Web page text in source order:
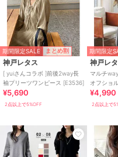
期間限定SALE まとめ割
神戸レタス
[ yuiさんコラボ ]前後2way長
袖プリーツワンピース [E3536]
¥5,690
2点以上で5%OFF
期間限定
神戸レ
マルチ
オフショ
ース
¥4,990
2点以上で